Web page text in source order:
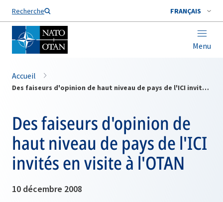
Recherche FRANÇAIS
Menu
Nom de famille*
Accueil
Des faiseurs d'opinion de haut niveau de pays de l'ICI invités en visite à l'OTAN
Des faiseurs d'opinion de
haut niveau de pays de l'ICI
invités en visite à l'OTAN
10 décembre 2008